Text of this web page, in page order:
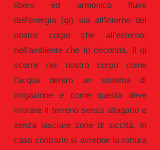
libero ed armonico fluire
dell'energia (qi) sia all'interno del
nostro corpo che all'esterno,
nell'ambiente che lo circonda. Il qi
scorre nel nostro corpo come
l'acqua dentro un sistema di
irrigazione e come questa deve
irrorare il terreno senza allagarlo e
senza lasciare zone di siccità, in
caso contrario si avrebbe la rottura